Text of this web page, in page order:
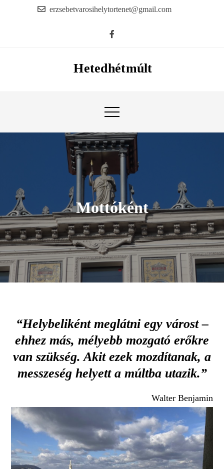
erzsebetvarosihelytortenet@gmail.com
Hetedhétmúlt
Mottóként
“Helybeliként meglátni egy várost –
ehhez más, mélyebb mozgató erőkre
van szükség. Akit ezek mozdítanak, a
messzeség helyett a múltba utazik.”
Walter Benjamin